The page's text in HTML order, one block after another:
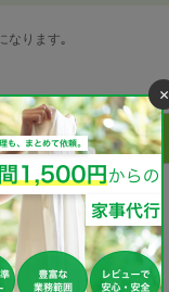
なります｡
ビスの種類
×